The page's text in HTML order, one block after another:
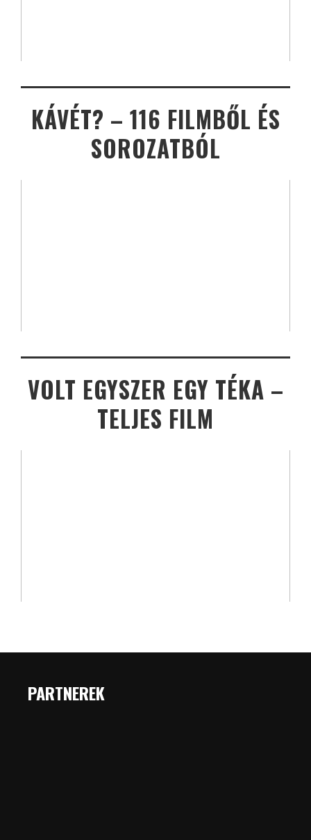
KÁVÉT? – 116 FILMBŐL ÉS
SOROZATBÓL
VOLT EGYSZER EGY TÉKA –
TELJES FILM
PARTNEREK